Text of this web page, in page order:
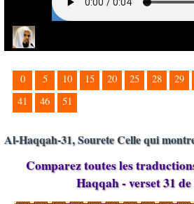
0 5 10 15 20 25 28 29
41
46 51
Al-Haqqah-31, Sourete Celle qui
Comparez toutes les
Haqqah - verset 31